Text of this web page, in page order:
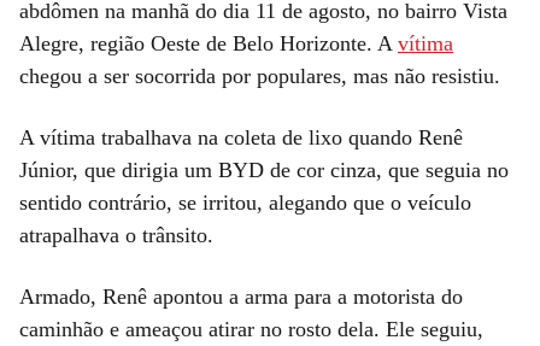
abdômen na manhã do dia 11 de agosto, no bairro Vista
Alegre, região Oeste de Belo Horizonte. A vítima
chegou a ser socorrida por populares, mas não resistiu.
A vítima trabalhava na coleta de lixo quando Renê
Júnior, que dirigia um BYD de cor cinza, que seguia no
sentido contrário, se irritou, alegando que o veículo
atrapalhava o trânsito.
Armado, Renê apontou a arma para a motorista do
caminhão e ameaçou atirar no rosto dela. Ele seguiu,